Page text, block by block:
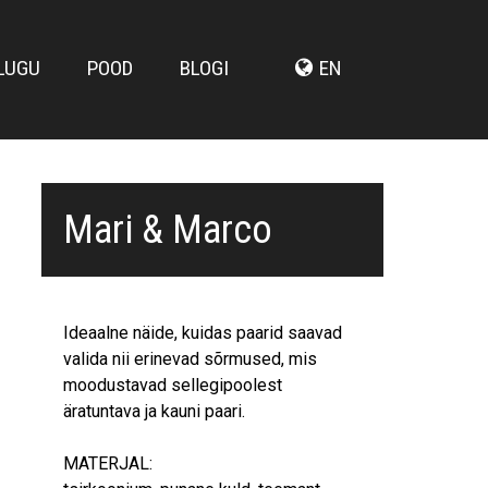
POOD BLOGI EN
Mari & Marco
Ideaalne näide, kuidas paarid saavad
valida nii erinevad sõrmused, mis
moodustavad sellegipoolest
äratuntava ja kauni paari.
MATERJAL: